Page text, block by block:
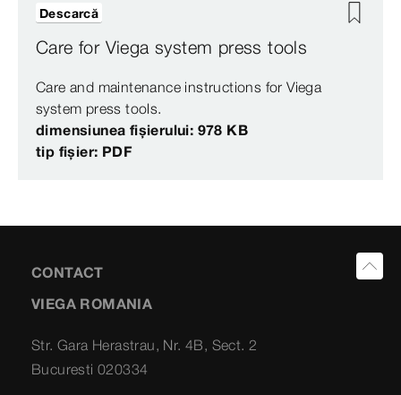
Care for Viega system press tools
Care and maintenance instructions for Viega
system press tools.
dimensiunea fișierului: 978 KB
tip fișier: PDF
Descarcă
CONTACT
VIEGA ROMANIA
Str. Gara Herastrau, Nr. 4B, Sect. 2
Bucuresti 020334